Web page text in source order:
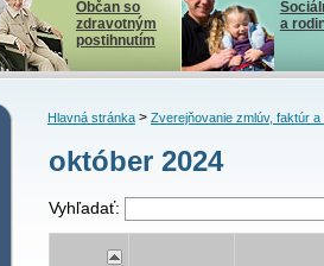
Občan so
zdravotným
postihnutím
a
Hlavná stránka> Zverejňovanie zmlúv, faktúr a
október 2024
Vyhľadať: